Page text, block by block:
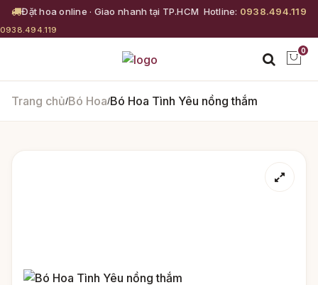
Đặt hoa online · Giao nhanh tại TP.HCM Hotline: 0938.494.119
0938.494.119
0
Trang chủ/Bó Hoa/Bó Hoa Tình Yêu nồng thắm